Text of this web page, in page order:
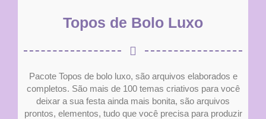
Topos de Bolo Luxo
Pacote Topos de bolo luxo, são arquivos elaborados e
completos. São mais de 100 temas criativos para você
deixar a sua festa ainda mais bonita, são arquivos
prontos, elementos, tudo que você precisa para produzir